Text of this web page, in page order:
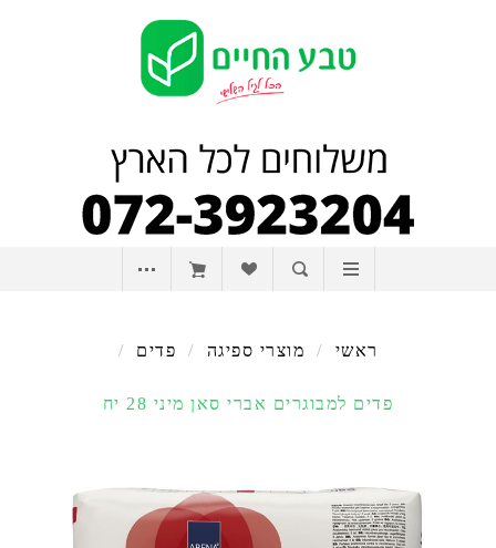
ראשי / מוצרי ספיגה / פדים /
פדים למבוגרים אברי סאן מיני 28 יח